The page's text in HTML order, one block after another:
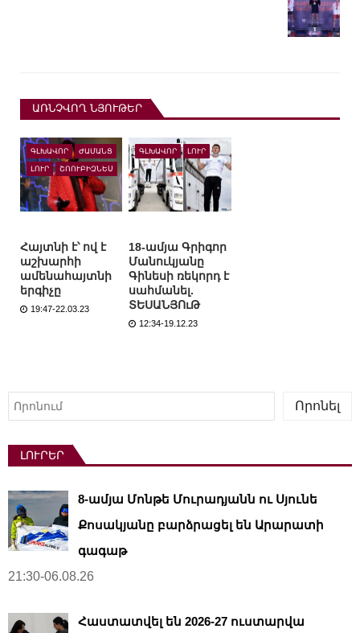
ԱՌՆՉՎՈՂ ՆՅՈՒԹԵՐ
ԳԼԽԱՎՈՐ ԺԱՄԱՆՑ
ԼՈՒՐ ՇՈՈՒԲԻԶՆԵՍ
Հայտնի է՝ ով է
աշխարհի
ամենահայտնի
երգիչը
19:47-22.03.23
ԳԼԽԱՎՈՐ ԼՈՒՐ
18-ամյա Գրիգոր
Մանուկյանը
Գինեսի ռեկորդ է
սահմանել.
ՏԵՍԱՆՅՈւԹ
12:34-19.12.23
Որոնել
Որոնել
ԼՈՒՐԵՐ
8-ամյա Մոնթե Մուրադյանն ու Սյունե
Քոսակյանը բարձրացել են Արարատի
գագաթ
21:30-06.08.26
Հաստատվել են 2026-27 ուստարվա